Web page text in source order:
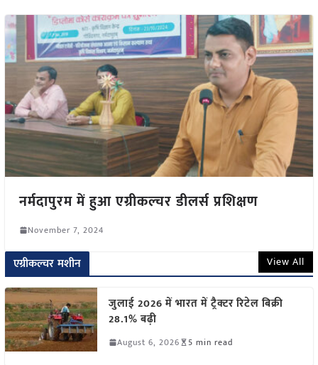
नर्मदापुरम में हुआ एग्रीकल्चर डीलर्स प्रशिक्षण
November 7, 2024
एग्रीकल्चर मशीन View All
जुलाई 2026 में भारत में ट्रैक्टर रिटेल बिक्री
28.1% बढ़ी
August 6, 2026 5 min read